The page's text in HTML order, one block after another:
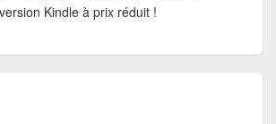
Kindle à prix réduit !